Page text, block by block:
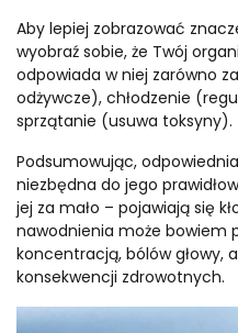
Aby lepiej zobrazować
wyobraź sobie, że Twój
odpowiada w niej zarówno
odżywcze), chłodzenie
sprzątanie (usuwa toksyny).
Podsumowując,
niezbędna do jego
jej za mało – pojawiają się
nawodnienia może bowiem
koncentracją, bólów głowy,
konsekwencji zdrowotnych.